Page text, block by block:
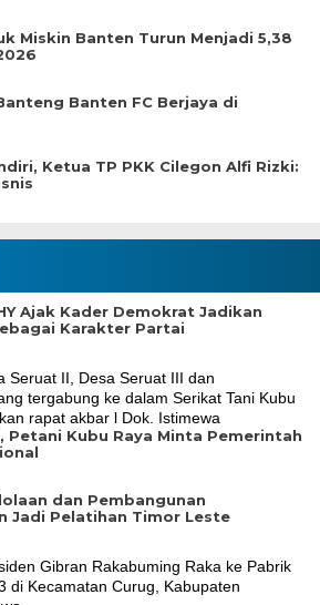
Miskin Banten Turun Menjadi 5,38
Banten FC Berjaya di
Ketua TP PKK Cilegon Alfi Rizki:
Ajak Kader Demokrat Jadikan
Karakter Partai
Petani Kubu Raya Minta Pemerintah
dan Pembangunan
Jadi Pelatihan Timor Leste